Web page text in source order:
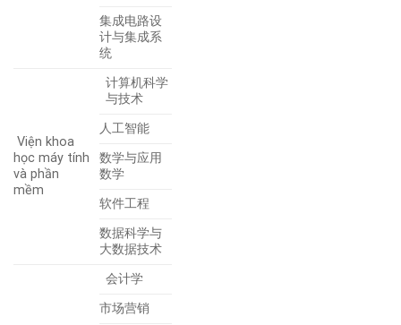
集成电路设
计与集成系
统
Viện khoa
học máy tính
và phần
mềm
计算机科学
与技术
人工智能
数学与应用
数学
软件工程
数据科学与
大数据技术
会计学
市场营销